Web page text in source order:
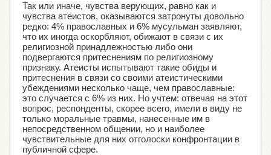
Так или иначе, чувства верующих, равно как и
чувства атеистов, оказываются затронуты довольно
редко: 4% православных и 6% мусульман заявляют,
что их иногда оскорбляют, обижают в связи с их
религиозной принадлежностью либо они
подвергаются притеснениям по религиозному
признаку. Атеисты испытывают такие обиды и
притеснения в связи со своими атеистическими
убеждениями несколько чаще, чем православные:
это случается с 6% из них. Но учтем: отвечая на этот
вопрос, респонденты, скорее всего, имели в виду не
только моральные травмы, нанесенные им в
непосредственном общении, но и наиболее
чувствительные для них отголоски конфронтации в
публичной сфере.